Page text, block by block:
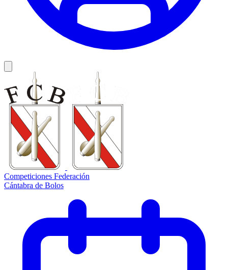
Competiciones Federación
Cántabra de Bolos